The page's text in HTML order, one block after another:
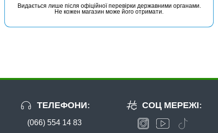
Застібка американка з Вертлюгом FANATIK №7, тест 09кg
В наявності
Видається лише після офіційної перевірки державними органами.
Не кожен магазин може його отримати.
ТЕЛЕФОНИ:
(066) 554 14 83
СОЦ МЕРЕЖІ: